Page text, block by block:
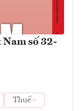
số 32-
Thuế